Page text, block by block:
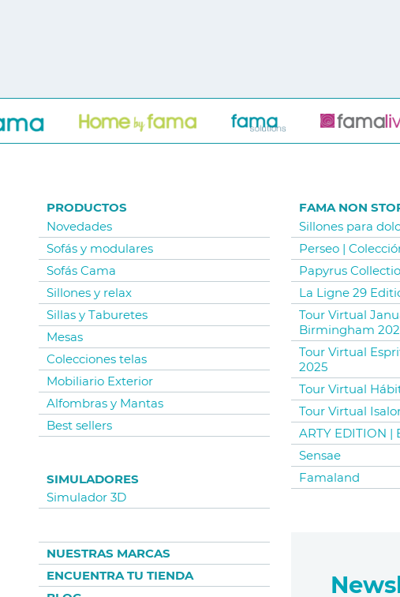
PRODUCTOS
Novedades
Sofás y modulares
Sofás Cama
Sillones y relax
Sillas y Taburetes
Mesas
Colecciones telas
Mobiliario Exterior
Alfombras y Mantas
Best sellers
SIMULADORES
Simulador 3D
NUESTRAS MARCAS
ENCUENTRA TU TIENDA
FAMA NON
Sillones para
Perseo |
Papyrus
La Ligne 29
Tour Virtual
Birmingham
Tour Virtual
2025
Tour Virtual
Tour Virtual
ARTY EDITION |
Sensae
Famaland